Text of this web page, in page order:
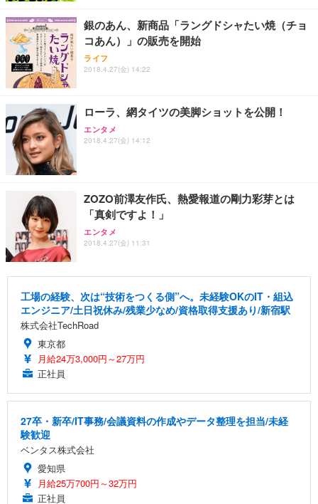
銀のあん、新商品「ラングドシャたい焼（チョ
コあん）」の販売を開始
ライフ
2018.4.27(金) 14:22
ローラ、網タイツの美脚ショットを公開！
エンタメ
2018.4.27(金) 14:12
ZOZO前澤友作氏、熱愛報道の剛力彩芽とは
「真剣ですよ！」
エンタメ
2018.4.27(金) 11:31
工場の経験、次は“技術をつくる側”へ。未経験OKのIT・組込
エンジニア/土日祝休み/残業少なめ/資格取得支援あり/新宿駅
株式会社TechRoad
東京都
月給24万3,000円～27万円
正社員
27卒・新卒/IT事務/会議資料の作成やデータ整理を担当/未経
験歓迎
ベンタス株式会社
愛知県
月給25万700円～32万円
正社員